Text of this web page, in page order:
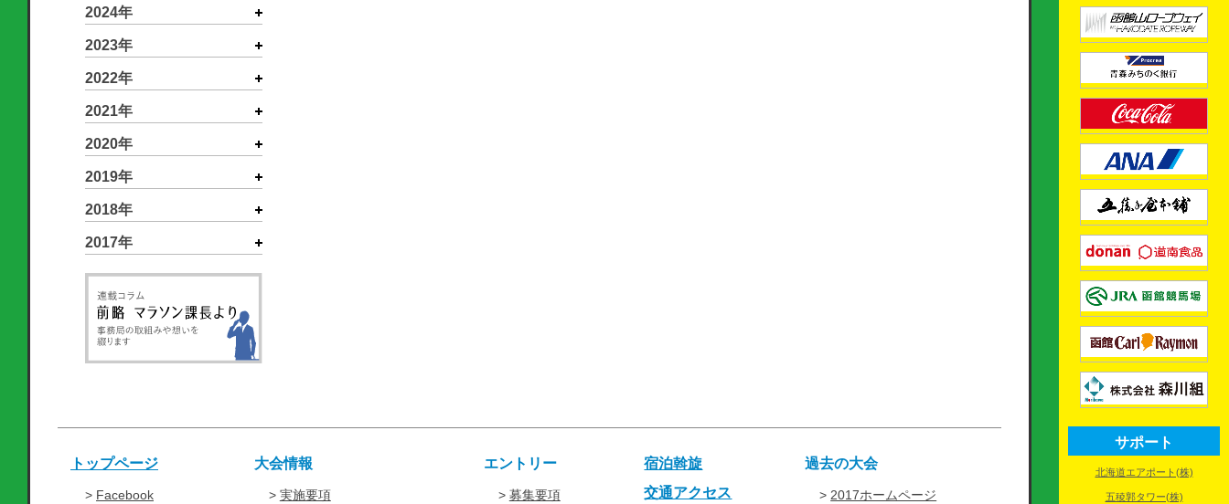
2024年
2023年
2022年
2021年
2020年
2019年
2018年
2017年
トップページ
Facebook
大会情報
実施要項
エントリー
募集要項
宿泊斡旋
交通アクセス
過去の大会
2017ホームページ
サポート
北海道エアポート(株)
五稜郭タワー(株)